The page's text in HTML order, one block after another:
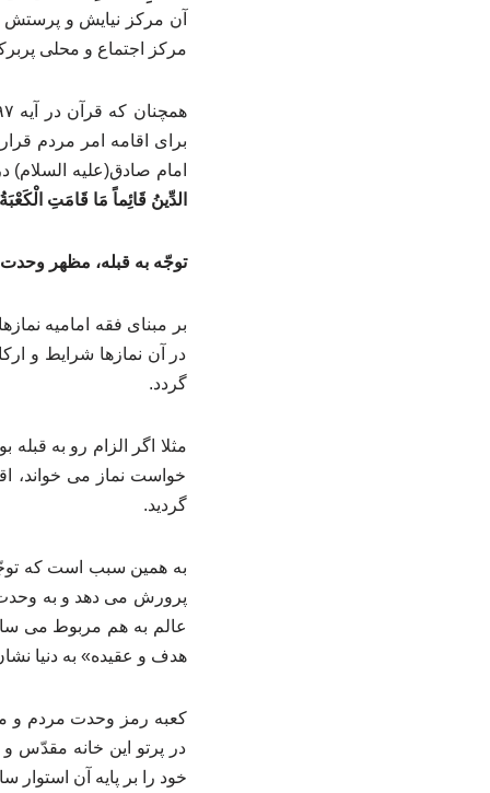
آن مرکز نیایش و پرستش
مرکز اجتماع و محلی
برای اقامه امر مردم
امام صادق(علیه
الدِّینُ قَائِماً مَا قَامَتِ
توجّه به قبله، مظهر
بر مبنای فقه امامیه
در آن نمازها شرایط و
گردد.
مثلا اگر الزام رو به
خواست نماز می خواند،
گردید.
به همین سبب است که
پرورش می دهد و به
عالم به هم مربوط می
هدف و عقیده» به دنیا
کعبه رمز وحدت مردم و
در پرتو این خانه مقدّس
خود را بر پایه آن استوار